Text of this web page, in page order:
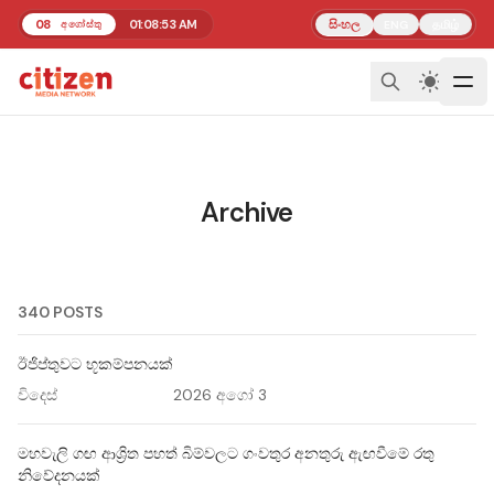
08 අගෝස්තු 01:08:53 AM සිංහල
Archive
340 POSTS
ඊජිප්තුවට භූකම්පනයක්
විදෙස්
2026 අගෝ 3
මහවැලි ගඟ ආශ්‍රිත පහත් බිම්වලට ගංවතුර අනතුරු ඇඟවීමේ රතු
නිවේදනයක්